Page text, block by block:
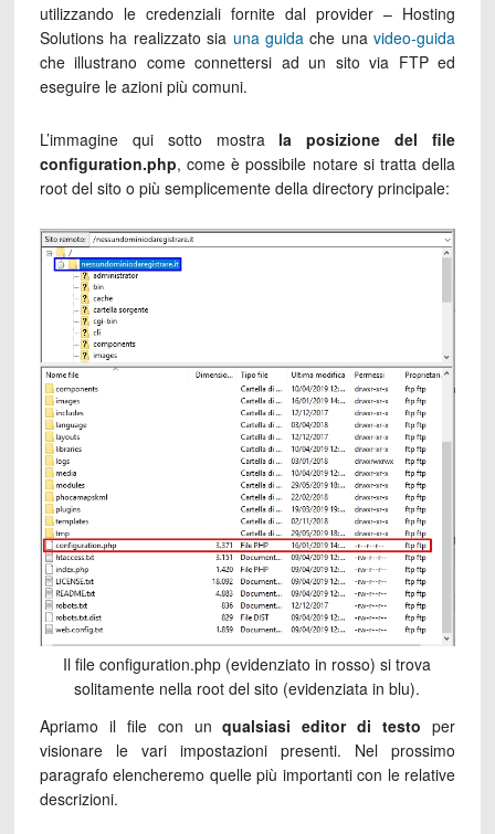
utilizzando le credenziali fornite dal provider – Hosting
Solutions ha realizzato sia una guidache unavideo-guida
che illustrano come connettersi ad un sito via FTP ed
eseguire le azioni più comuni.
L’immagine qui sotto mostra la posizione del file
configuration.php, come è possibile notare si tratta della
root del sito o più semplicemente della directory principale:
Il file configuration.php (evidenziato in rosso) si trova
solitamente nella root del sito (evidenziata in blu).
Apriamo il file con unqualsiasi editor di testo per
visionare le vari impostazioni presenti. Nel prossimo
paragrafo elencheremo quelle più importanti con le relative
descrizioni.